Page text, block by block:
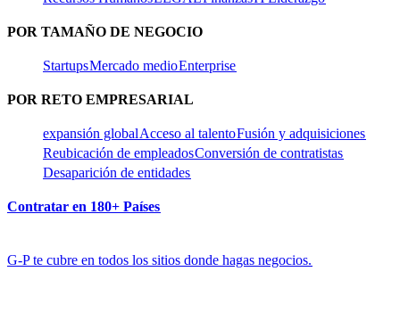
POR TAMAÑO DE NEGOCIO​​
Startups​​Mercado medio​​Enterprise​​
POR RETO EMPRESARIAL​​
expansión global​​Acceso al talento​​Fusión y adquisiciones​​
Reubicación de empleados​​Conversión de contratistas​​
Desaparición de entidades​​
Contratar en 180+ Países​​
G-P te cubre en todos los sitios donde hagas negocios.​​